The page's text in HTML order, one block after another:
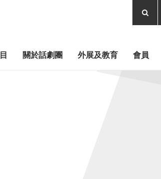
關於話劇團 外展及教育 會員